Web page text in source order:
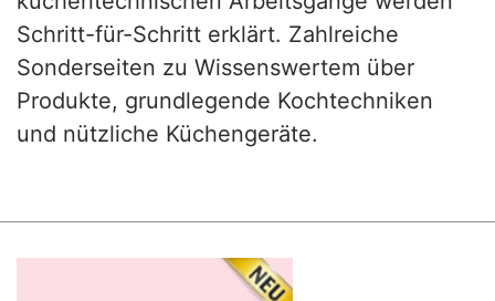
Schritt-für-Schritt erklärt. Zahlreiche
Sonderseiten zu Wissenswertem über
Produkte, grundlegende Kochtechniken
und nützliche Küchengeräte.